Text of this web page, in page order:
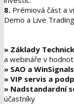
8. Prémiová část a
Demo a Live
» Základy
a webináře v
» SAO a WinSignals
» VIP servis a
» Nadstandardní
účastníky